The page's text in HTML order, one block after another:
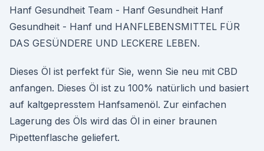
Hanf Gesundheit Team - Hanf Gesundheit Hanf
Gesundheit - Hanf und HANFLEBENSMITTEL FÜR
DAS GESÜNDERE UND LECKERE LEBEN.
Dieses Öl ist perfekt für Sie, wenn Sie neu mit CBD
anfangen. Dieses Öl ist zu 100% natürlich und basiert
auf kaltgepresstem Hanfsamenöl. Zur einfachen
Lagerung des Öls wird das Öl in einer braunen
Pipettenflasche geliefert.